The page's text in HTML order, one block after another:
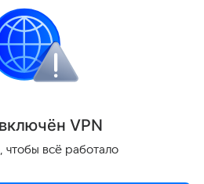
доход, какие бывают виды
а также какие активы
Поделиться
ён VPN
чтобы всё работало